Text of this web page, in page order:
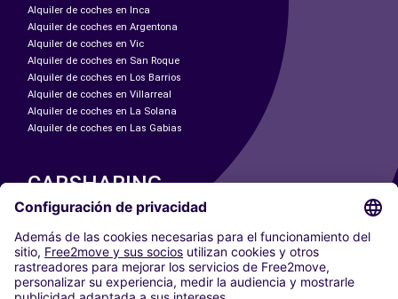
Alquiler de coches en Inca
Alquiler de coches en Argentona
Alquiler de coches en Vic
Alquiler de coches en San Roque
Alquiler de coches en Los Barrios
Alquiler de coches en Villarreal
Alquiler de coches en La Solana
Alquiler de coches en Las Gabias
CARSHARING
NUESTRAS CIUDADES
Paris
Madrid
Washington DC
Milán